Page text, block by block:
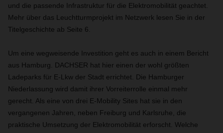
und die passende Infrastruktur für die Elektromobilität geachtet.
Mehr über das Leuchtturmprojekt im Netzwerk lesen Sie in der
Titelgeschichte ab Seite 6.
Um eine wegweisende Investition geht es auch in einem Bericht
aus Hamburg. DACHSER hat hier einen der wohl größten
Ladeparks für E-Lkw der Stadt errichtet. Die Hamburger
Niederlassung wird damit ihrer Vorreiterrolle einmal mehr
gerecht. Als eine von drei E-Mobility Sites hat sie in den
vergangenen Jahren, neben Freiburg und Karlsruhe, die
praktische Umsetzung der Elektromobilität erforscht. Welche